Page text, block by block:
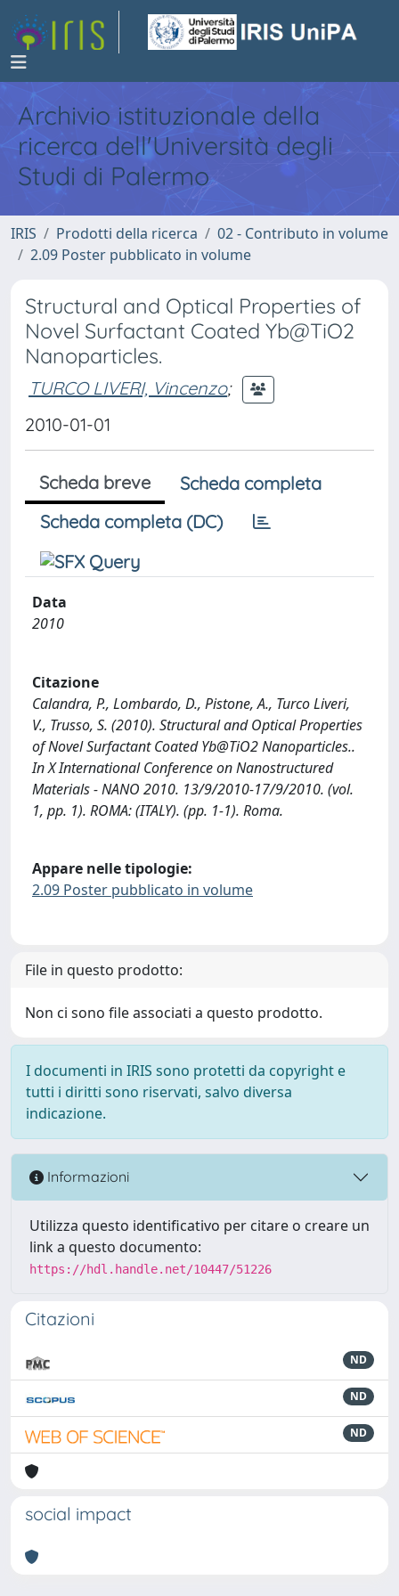
Archivio istituzionale della
ricerca dell'Università degli
Studi di Palermo
IRIS Prodotti della ricerca
02 - Contributo in volume
2.09 Poster pubblicato in volume
Structural and Optical Properties of
Novel Surfactant Coated Yb@TiO2
Nanoparticles.
TURCO LIVERI, Vincenzo;
2010-01-01
Scheda breve
Scheda completa
Scheda completa (DC)
Data
2010
Citazione
Calandra, P., Lombardo, D., Pistone, A., Turco Liveri,
V., Trusso, S. (2010). Structural and Optical Properties
of Novel Surfactant Coated Yb@TiO2 Nanoparticles..
In X International Conference on Nanostructured
Materials - NANO 2010. 13/9/2010-17/9/2010. (vol.
1, pp. 1). ROMA: (ITALY). (pp. 1-1). Roma.
Appare nelle tipologie:
2.09 Poster pubblicato in volume
File in questo prodotto:
Non ci sono file associati a questo prodotto.
I documenti in IRIS sono protetti da copyright e
tutti i diritti sono riservati, salvo diversa
indicazione.
Informazioni
Utilizza questo identificativo per citare o creare un
link a questo documento:
https://hdl.handle.net/10447/51226
Citazioni
ND
ND
ND
social impact